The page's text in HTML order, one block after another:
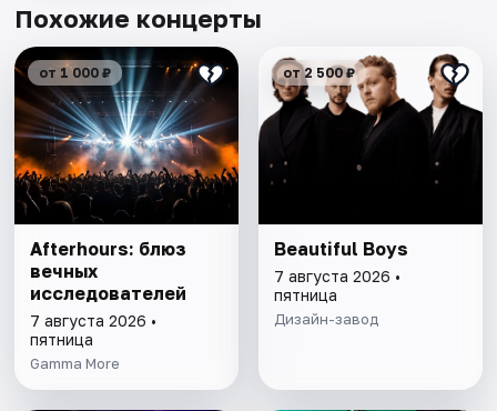
Похожие концерты
от 1 000 ₽
Afterhours: блюз
вечных
исследователей
7 августа 2026 •
пятница
Gamma More
от 2 500 ₽
Beautiful Boys
7 августа 2026 •
пятница
Дизайн-завод